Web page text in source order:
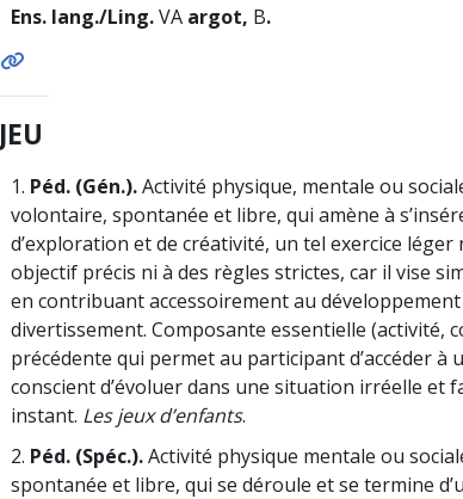
Ens. lang./Ling.VA argot, B.
JEU
1. Péd. (Gén.).Activité physique, mentale ou
volontaire, spontanée et libre, qui amène à
d’exploration et de créativité, un tel exercice
objectif précis ni à des règles strictes, car il vise
en contribuant accessoirement au
divertissement. Composante essentielle (activité,
précédente qui permet au participant d’accéder
conscient d’évoluer dans une situation irréelle
instant. Les jeux d’enfants.
2. Péd. (Spéc.).Activité physique mentale ou
spontanée et libre, qui se déroule et se termine